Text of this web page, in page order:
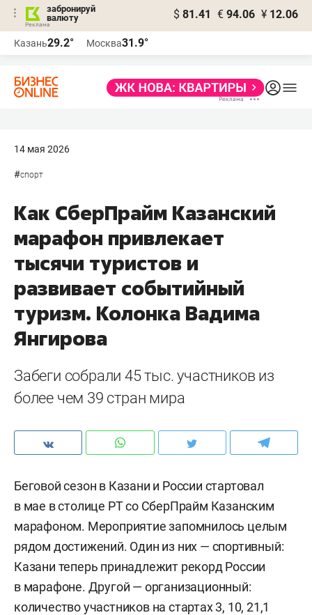
забронируй
валюту
$ 81.41 € 94.06 ¥ 12.06
Казань29.2° Москва31.9°
14 мая 2026
#спорт
Как СберПрайм Казанский
марафон привлекает
тысячи туристов и
развивает событийный
туризм. Колонка Вадима
Янгирова
Забеги собрали 45 тыс. участников из
более чем 39 стран мира
Беговой сезон в Казани и России стартовал
в мае в столице РТ со СберПрайм Казанским
марафоном. Мероприятие запомнилось целым
рядом достижений. Один из них — спортивный:
Казани теперь принадлежит рекорд России
в марафоне. Другой — организационный:
количество участников на стартах 3, 10, 21,1